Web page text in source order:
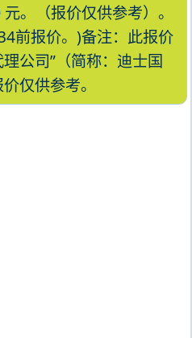
元。（报价仅供参考）。
前报价。)备注：此报价
公司”（简称：迪士国
仅供参考。